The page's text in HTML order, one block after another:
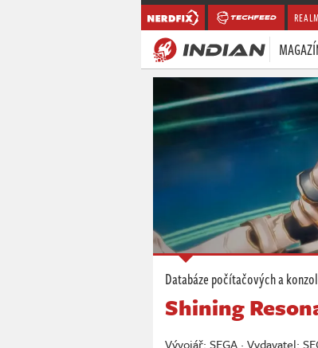
Databáze počítačových a
Shining
Vývojář: SEGA · Vydavatel: